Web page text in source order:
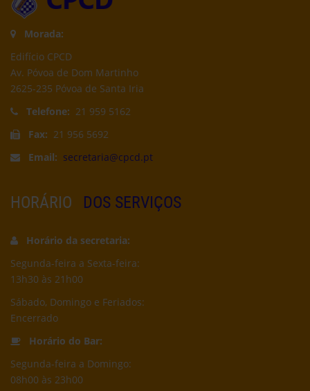
Morada:
Edifício CPCD
Av. Póvoa de Dom Martinho
2625-235 Póvoa de Santa Iria
Telefone: 21 959 5162
Fax: 21 956 5692
Email: secretaria@cpcd.pt
HORÁRIO DOS SERVIÇOS
Horário da secretaria:
Segunda-feira a Sexta-feira:
13h30 às 21h00
Sábado, Domingo e Feriados:
Encerrado
Horário do Bar:
Segunda-feira a Domingo:
08h00 às 23h00